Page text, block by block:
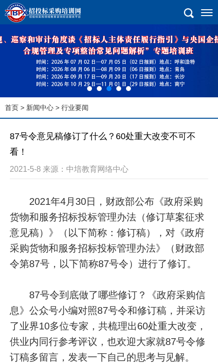
首页 > 新闻中心 > 行业要闻
87号令意见稿修订了什么？60处重大改变不可不
看！
2021-5-8 来源：中培教育网络中心
2021年4月30日，财政部公布《政府采购
货物和服务招标投标管理办法（修订草案征求
意见稿）》（以下简称：修订稿），对《政府
采购货物和服务招标投标管理办法》（财政部
令第87号，以下简称87号令）进行了修订。
87号令到底做了哪些修订？《政府采购信
息》公众号小编对照87号令和修订稿，并采访
了业界10多位专家，共梳理出60处重大改变，
供业内同行参考评议，也欢迎大家就87号令修
订稿多留言，发表一下自己的思考与见解。